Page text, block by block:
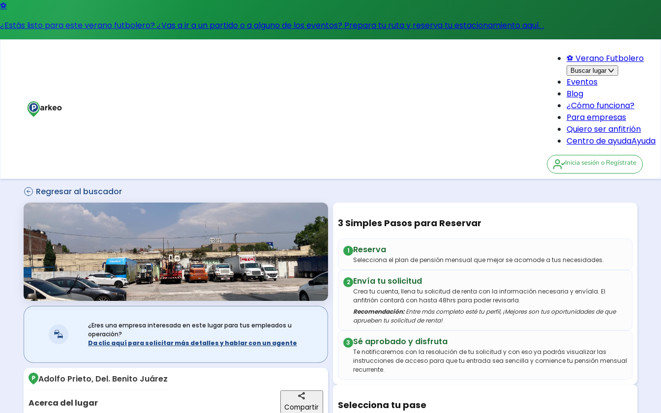
⚽
¿Estás listo para este verano futbolero? ¿Vas a ir a un partido o a alguno de los eventos? Prepara tu ruta y reserva tu estacionamiento aquí. .
⚽ Verano Futbolero
Buscar lugar
Eventos
Blog
¿Cómo funciona?
Para empresas
Quiero ser anfitrión
Centro de ayudaAyuda
Inicia sesión o Regístrate
Regresar al buscador
¿Eres una empresa interesada en este lugar para tus empleados u
operación?
Da clic aquí para solicitar más detalles y hablar con un agente
Adolfo Prieto, Del. Benito Juárez
Acerca del lugar Compartir
3 Simples Pasos para Reservar
1 Reserva
Selecciona el plan de pensión mensual que mejor se acomode a tus necesidades.
2 Envía tu solicitud
Crea tu cuenta, llena tu solicitud de renta con la información necesaria y envíala. El
anfitrión contará con hasta 48hrs para poder revisarla.
Recomendación:Entre más completo esté tu perfil, ¡Mejores son tus oportunidades de que
aprueben tu solicitud de renta!
3 Sé aprobado y disfruta
Te notificaremos con la resolución de tu solicitud y con eso ya podrás visualizar las
instrucciones de acceso para que tu entrada sea sencilla y comience tu pensión mensual
recurrente.
Selecciona tu pase